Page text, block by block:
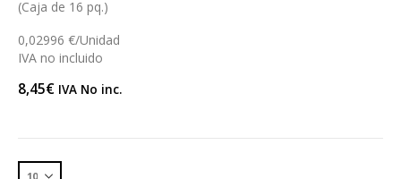
(Caja de 16 pq.)
0,02996 €/Unidad
IVA no incluido
8,45€ IVA No inc.